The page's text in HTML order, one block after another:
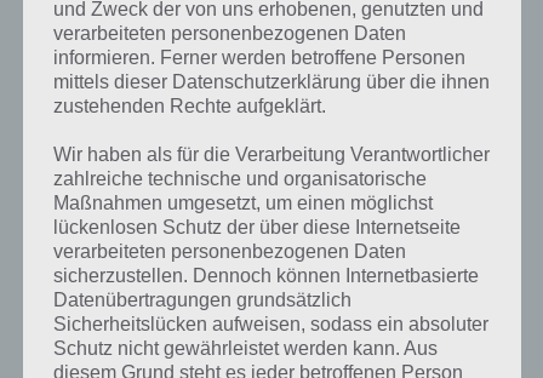
Kurze Begriffserklärung zur Lösung Spiel
Spiel ist die Lösung für das tägliche Rätsel am 22.7.2019 in 4 Bilder 1
Wort, doch welche Bedeutung hat dieses eigentlich und was gibt es
dazu zu wissen? Passt das Wort auch zu Deutschland? Zu
bestimmten Lösungen präsentieren wir daher auch immer eine
kurze Begriffserklärung!
und Zweck der von uns erhobenen, genutzten und
verarbeiteten personenbezogenen Daten
informieren. Ferner werden betroffene Personen
mittels dieser Datenschutzerklärung über die ihnen
zustehenden Rechte aufgeklärt.
Wir haben als für die Verarbeitung Verantwortlicher
zahlreiche technische und organisatorische
Maßnahmen umgesetzt, um einen möglichst
lückenlosen Schutz der über diese Internetseite
verarbeiteten personenbezogenen Daten
sicherzustellen. Dennoch können Internetbasierte
Datenübertragungen grundsätzlich
Sicherheitslücken aufweisen, sodass ein absoluter
Schutz nicht gewährleistet werden kann. Aus
diesem Grund steht es jeder betroffenen Person